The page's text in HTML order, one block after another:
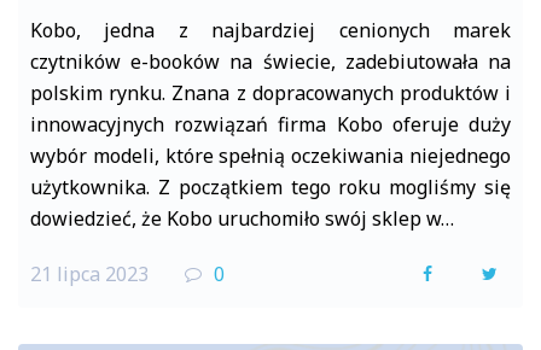
Kobo, jedna z najbardziej cenionych marek
czytników e-booków na świecie, zadebiutowała na
polskim rynku. Znana z dopracowanych produktów i
innowacyjnych rozwiązań firma Kobo oferuje duży
wybór modeli, które spełnią oczekiwania niejednego
użytkownika. Z początkiem tego roku mogliśmy się
dowiedzieć, że Kobo uruchomiło swój sklep w…
21 lipca 2023 0
F